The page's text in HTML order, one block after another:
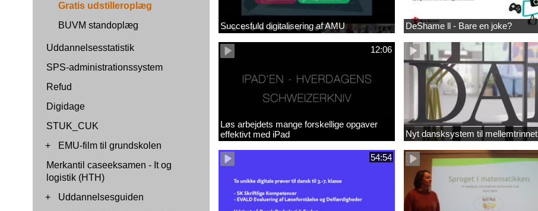
Gratis udstilleroplæg
BUVM standoplæg
Uddannelsesstatistik
SPS-administrationssystem
Refud
Digidage
STUK_CUK
+
EMU-film til grundskolen
Merkantil caseeksamen - It og
logistik (HTH)
+
Uddannelsesguiden
Succesfuld digitalisering af AMU DeShame ll - Bare en joke?
12:06
Løs arbejdets mange forskellige opgaver
effektivt med iPad
Nyt dansksystem til mellemtrinnet
54:54